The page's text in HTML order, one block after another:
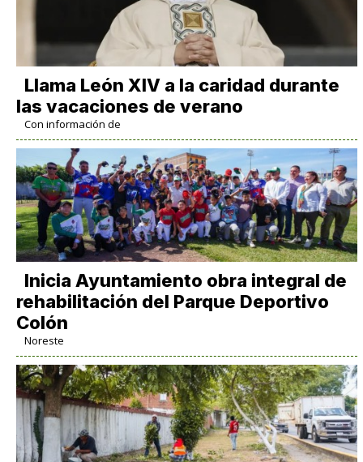
Llama León XIV a la caridad durante
las vacaciones de verano
Con información de
Inicia Ayuntamiento obra integral de
rehabilitación del Parque Deportivo
Colón
Noreste